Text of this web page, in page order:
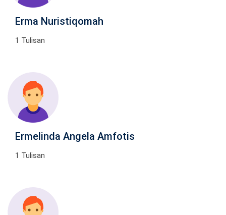
Erma Nuristiqomah
1 Tulisan
Ermelinda Angela Amfotis
1 Tulisan